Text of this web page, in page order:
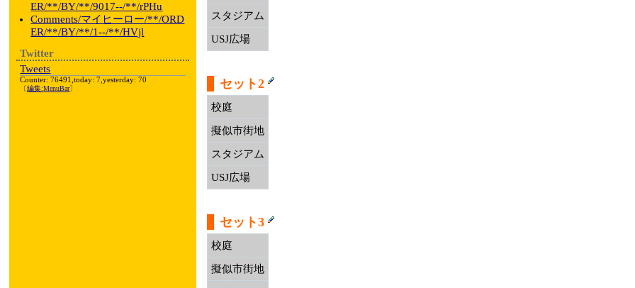
スタジアム
USJ広場
セット2
校庭
擬似市街地
スタジアム
USJ広場
セット3
校庭
擬似市街地
ER/**/BY/**/9017--/**/rPHu
Comments/マイヒーロー/**/ORD
ER/**/BY/**/1--/**/HVjl
Twitter
Tweets
Counter: 76491,today: 7,yesterday: 70
〔編集:MenuBar〕